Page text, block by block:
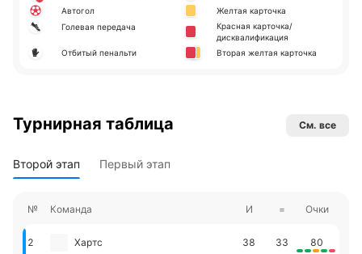
Автогол
Голевая передача
Отбитый пенальти
Желтая карточка
Красная карточка/
дисквалификация
Вторая желтая карточка
Турнирная таблица См. все
Второй этап Первый этап
№ Команда И = Очки
2 Хартс 38 33 80